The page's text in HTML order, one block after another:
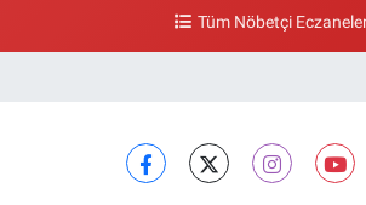
Tüm Nöbetçi